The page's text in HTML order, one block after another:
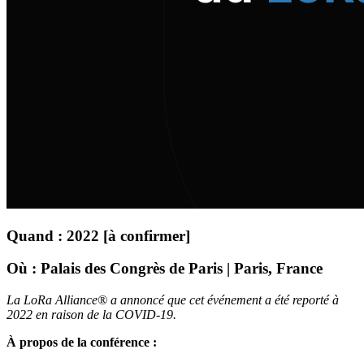
Quand : 2022 [à confirmer]
Où : Palais des Congrès de Paris | Paris, France
La LoRa Alliance® a annoncé que cet événement a été reporté à
2022 en raison de la COVID-19.
À propos de la conférence :